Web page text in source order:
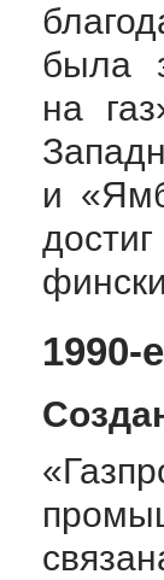
была
на
и
1990-е